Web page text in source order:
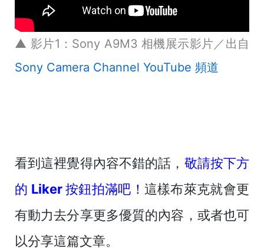
▲ 影片1：Sony A9M3 相機展示影片／出自
Sony Camera Channel YouTube 頻道
看到這裡覺得內容不錯的話， 敬請按下方
的 Liker 按鈕拍滿吧！ 這樣布萊克就會更
有動力去分享更多優質的內容，或者也可
以分享這篇文章。